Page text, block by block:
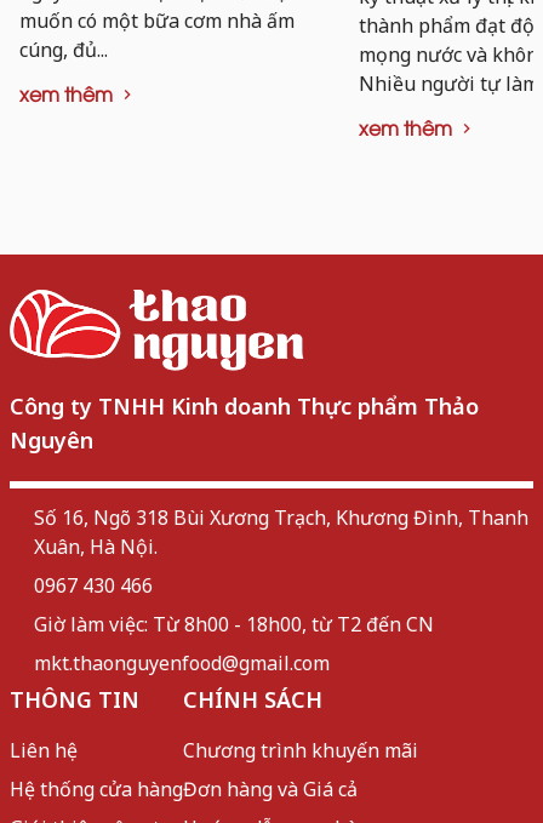
muốn có một bữa cơm nhà ấm
cúng, đủ...
xem thêm
thành phẩm đạt độ
mọng nước và
Nhiều người tự
xem thêm
Công ty TNHH Kinh doanh Thực phẩm Thảo
Nguyên
Số 16, Ngõ 318 Bùi Xương Trạch, Khương Đình, Thanh
Xuân, Hà Nội.
0967 430 466
Giờ làm việc: Từ 8h00 - 18h00, từ T2 đến CN
mkt.thaonguyenfood@gmail.com
THÔNG TIN
Liên hệ
Hệ thống cửa hàng
CHÍNH SÁCH
Chương trình khuyến mãi
Đơn hàng và Giá cả